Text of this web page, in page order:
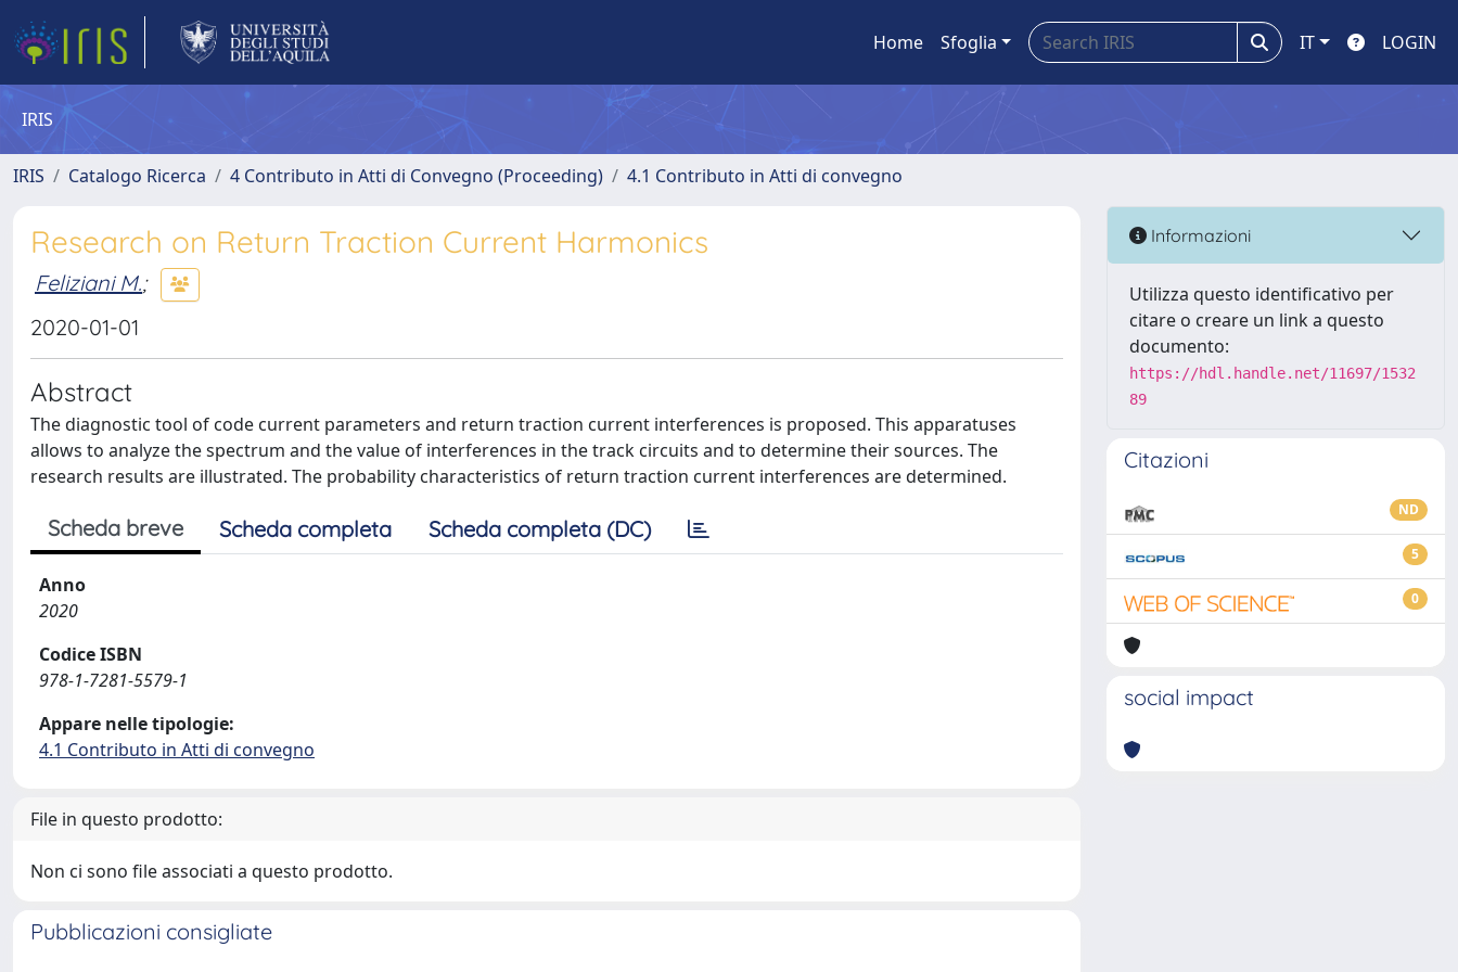
Home Sfoglia IT LOGIN
IRIS
IRIS Catalogo Ricerca 4 Contributo in Atti di Convegno (Proceeding) 4.1 Contributo in Atti di convegno
Research on Return Traction Current Harmonics
Feliziani M.;
2020-01-01
Abstract
The diagnostic tool of code current parameters and return traction current interferences is proposed. This apparatuses
allows to analyze the spectrum and the value of interferences in the track circuits and to determine their sources. The
research results are illustrated. The probability characteristics of return traction current interferences are determined.
Scheda breve Scheda completa Scheda completa (DC)
Anno
2020
Codice ISBN
978-1-7281-5579-1
Appare nelle tipologie:
4.1 Contributo in Atti di convegno
File in questo prodotto:
Non ci sono file associati a questo prodotto.
Pubblicazioni consigliate
Informazioni
Utilizza questo identificativo per
citare o creare un link a questo
documento:
https://hdl.handle.net/11697/1532
89
Citazioni
ND
5
0
social impact